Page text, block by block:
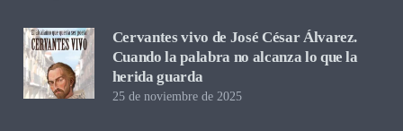
Cervantes vivo de José César Álvarez.
Cuando la palabra no alcanza lo que la
herida guarda
25 de noviembre de 2025